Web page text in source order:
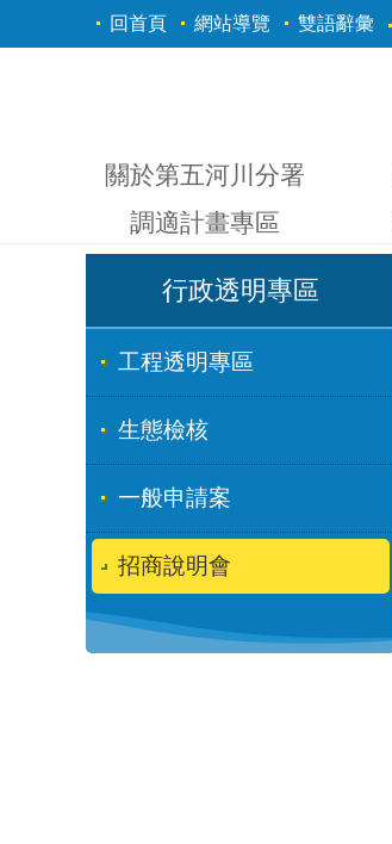
跳到主要內容區塊
回首頁 網站導覽 雙語辭彙
關於第五河川分署
調適計畫專區
行政透明專區
工程透明專區
生態檢核
一般申請案
招商說明會